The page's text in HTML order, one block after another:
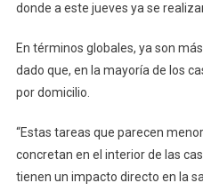
donde a este jueves ya se
En términos globales, ya son
dado que, en la mayoría de los
por domicilio.
“Estas tareas que parecen
concretan en el interior de las
tienen un impacto directo en la